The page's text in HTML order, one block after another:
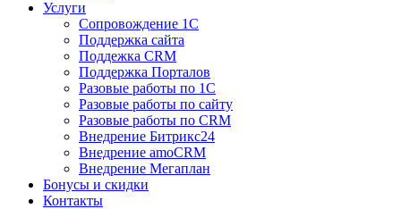
Услуги
Сопровождение 1С
Поддержка сайта
Поддежка CRM
Поддержка Порталов
Разовые работы по 1С
Разовые работы по сайту
Разовые работы по CRM
Внедрение Битрикс24
Внедрение amoCRM
Внедрение Мегаплан
Бонусы и скидки
Контакты